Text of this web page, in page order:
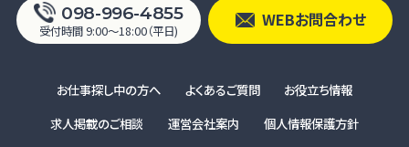
098-996-4855
受付時間 9:00〜18:00（平日)
WEBお問合わせ
お仕事探し中の方へ よくあるご質問
お役立ち情報
求人掲載のご相談
運営会社案内
個人情報保護方針